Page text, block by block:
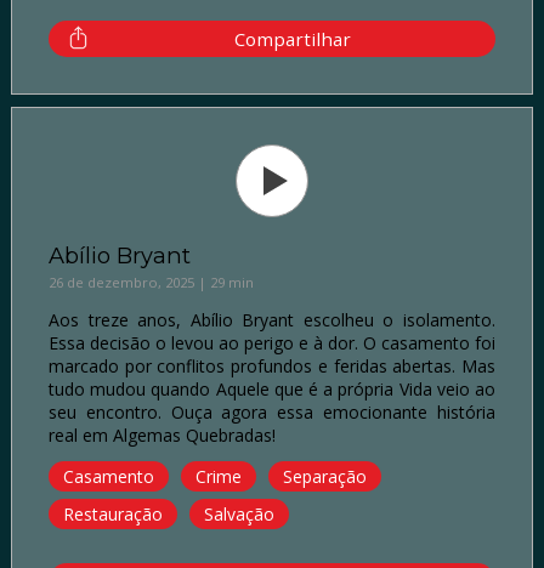
Compartilhar
Abílio Bryant
26 de dezembro, 2025 | 29 min
Aos treze anos, Abílio Bryant escolheu o isolamento.
Essa decisão o levou ao perigo e à dor. O casamento foi
marcado por conflitos profundos e feridas abertas. Mas
tudo mudou quando Aquele que é a própria Vida veio ao
seu encontro. Ouça agora essa emocionante história
real em Algemas Quebradas!
Casamento
Crime
Separação
Restauração
Salvação